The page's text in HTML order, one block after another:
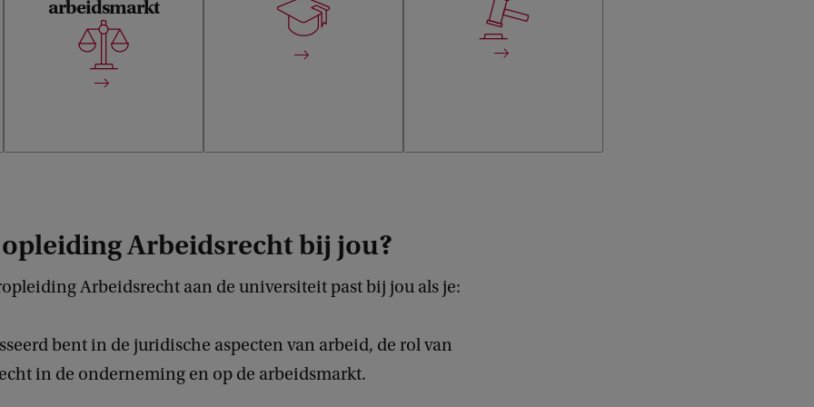
arbeidsmarkt
instituut brengt inzichten uit
de sociale wetenschappen
en rechtsgeleerdheid
je ook casussen zonder
pasklaar antwoord kunt
eigen ervaringen en het
ontwikkelen van een
professionele identiteit
opleiding Arbeidsrecht bij jou?
Arbeidsrecht aan de universiteit past bij jou als je:
bent in de juridische aspecten van arbeid, de rol van
in de onderneming en op de arbeidsmarkt.